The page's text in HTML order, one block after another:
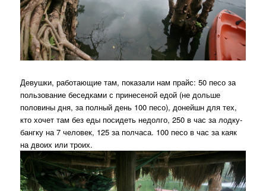
Девушки, работающие там, показали нам прайс: 50 песо за
пользование беседками с принесеной едой (не дольше
половины дня, за полный день 100 песо), донейшн для тех,
кто хочет там без еды посидеть недолго, 250 в час за лодку-
бангку на 7 человек, 125 за полчаса. 100 песо в час за каяк
на двоих или троих.